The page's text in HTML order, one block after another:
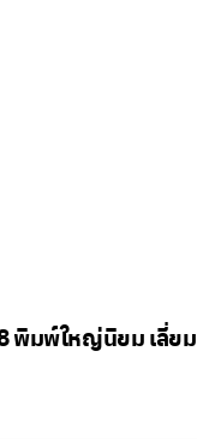
พิมพ์ใหญ่นิยม เลี่ยม